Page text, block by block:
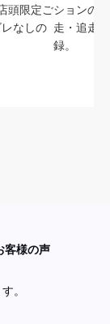
頭限定ご
なしの
ションの
走・追走
録。
客様の声
。